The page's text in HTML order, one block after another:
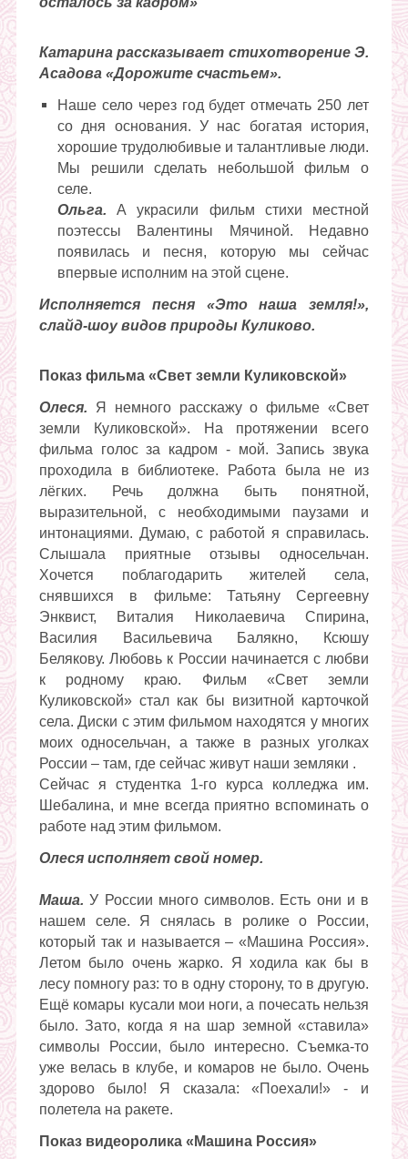
Катарина рассказывает стихотворение Э.
Асадова «Дорожите счастьем».
Наше село через год будет отмечать 250 лет
со дня основания. У нас богатая история,
хорошие трудолюбивые и талантливые люди.
Мы решили сделать небольшой фильм о
селе.
Ольга. А украсили фильм стихи местной
поэтессы Валентины Мячиной. Недавно
появилась и песня, которую мы сейчас
впервые исполним на этой сцене.
Исполняется песня «Это наша земля!»,
слайд-шоу видов природы Куликово.
Показ фильма «Свет земли Куликовской»
Олеся. Я немного расскажу о фильме «Свет
земли Куликовской». На протяжении всего
фильма голос за кадром - мой. Запись звука
проходила в библиотеке. Работа была не из
лёгких. Речь должна быть понятной,
выразительной, с необходимыми паузами и
интонациями. Думаю, с работой я справилась.
Слышала приятные отзывы односельчан.
Хочется поблагодарить жителей села,
снявшихся в фильме: Татьяну Сергеевну
Энквист, Виталия Николаевича Спирина,
Василия Васильевича Балякно, Ксюшу
Белякову. Любовь к России начинается с любви
к родному краю. Фильм «Свет земли
Куликовской» стал как бы визитной карточкой
села. Диски с этим фильмом находятся у многих
моих односельчан, а также в разных уголках
России – там, где сейчас живут наши земляки .
Сейчас я студентка 1-го курса колледжа им.
Шебалина, и мне всегда приятно вспоминать о
работе над этим фильмом.
Олеся исполняет свой номер.
Маша. У России много символов. Есть они и в
нашем селе. Я снялась в ролике о России,
который так и называется – «Машина Россия».
Летом было очень жарко. Я ходила как бы в
лесу помногу раз: то в одну сторону, то в другую.
Ещё комары кусали мои ноги, а почесать нельзя
было. Зато, когда я на шар земной «ставила»
символы России, было интересно. Съемка-то
уже велась в клубе, и комаров не было. Очень
здорово было! Я сказала: «Поехали!» - и
полетела на ракете.
Показ видеоролика «Машина Россия»